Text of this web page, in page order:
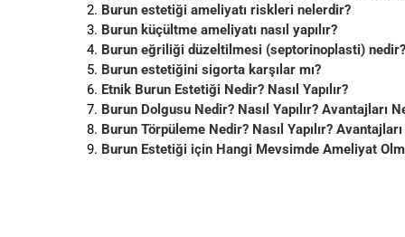
Burun estetiği ameliyatı riskleri nelerdir?
Burun küçültme ameliyatı nasıl yapılır?
Burun eğriliği düzeltilmesi (septorinoplasti) nedir?
Burun estetiğini sigorta karşılar mı?
Etnik Burun Estetiği Nedir? Nasıl Yapılır?
Burun Dolgusu Nedir? Nasıl Yapılır? Avantajları
Burun Törpüleme Nedir? Nasıl Yapılır?
Burun Estetiği için Hangi Mevsimde Ameliyat